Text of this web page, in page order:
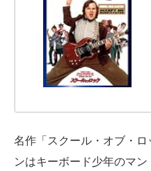
名作「スクール・オブ・
ンはキーボード少年のマン